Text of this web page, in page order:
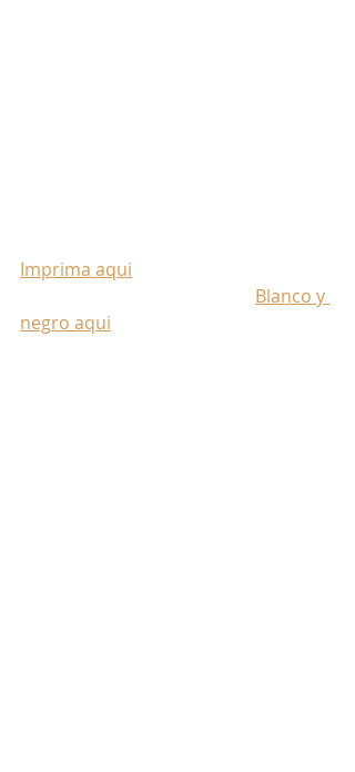
Imprima aqui
Blanco y
negro aqui